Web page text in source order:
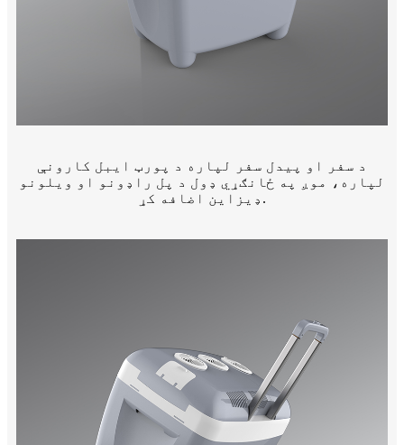
د سفر او پیدل سفر لپاره د پورټ ایبل کارونې
لپاره، موږ په ځانګړي ډول د پل راډونو او ویلونو
ډیزاین اضافه کړ.